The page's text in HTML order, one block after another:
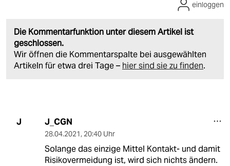
Die Kommentarfunktion unter diesem Artikel ist
geschlossen.
Wir öffnen die Kommentarspalte bei ausgewählten
Artikeln für etwa drei Tage – hier sind sie zu finden.
einloggen
J J_CGN
28.04.2021, 20:40 Uhr
Solange das einzige Mittel Kontakt- und damit
Risikovermeidung ist, wird sich nichts ändern.